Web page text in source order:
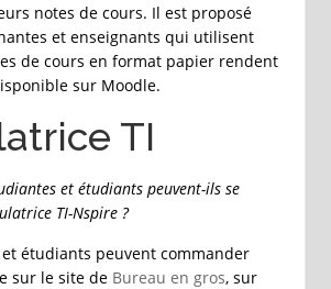
notes de cours. Il est proposé
et enseignants qui utilisent
de cours en format papier rendent
sur Moodle.
TI
et étudiants peuvent-ils se
TI-Nspire ?
étudiants peuvent commander
sur le site de Bureau en gros, sur